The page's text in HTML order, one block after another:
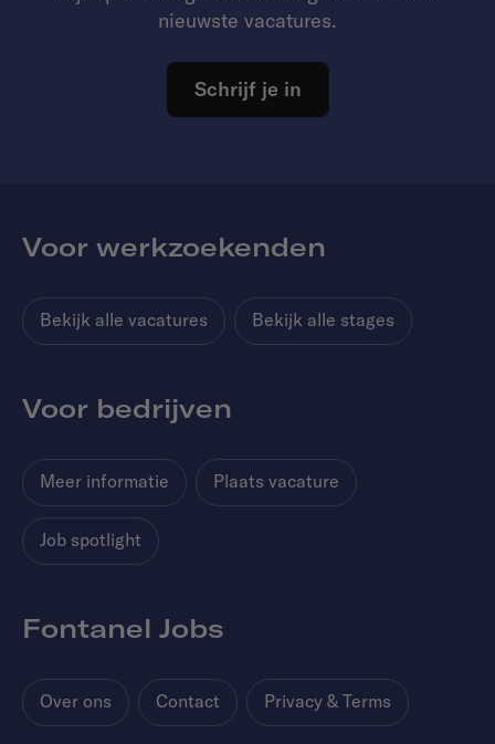
nieuwste vacatures.
Schrijf je in
Voor werkzoekenden
Bekijk alle vacatures Bekijk alle stages
Voor bedrijven
Meer informatie Plaats vacature
Job spotlight
Fontanel Jobs
Over ons Contact Privacy & Terms